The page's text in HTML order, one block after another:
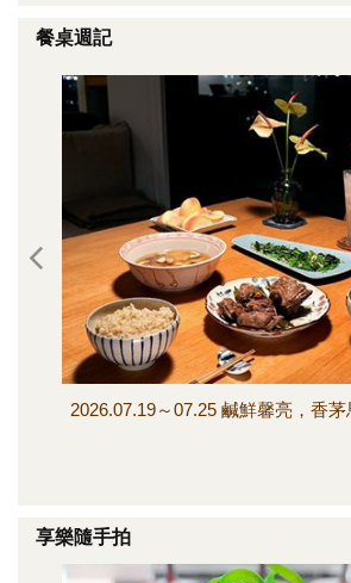
餐桌週記
2026.07.19～07.25 鹹鮮馨亮，香
享樂隨手拍